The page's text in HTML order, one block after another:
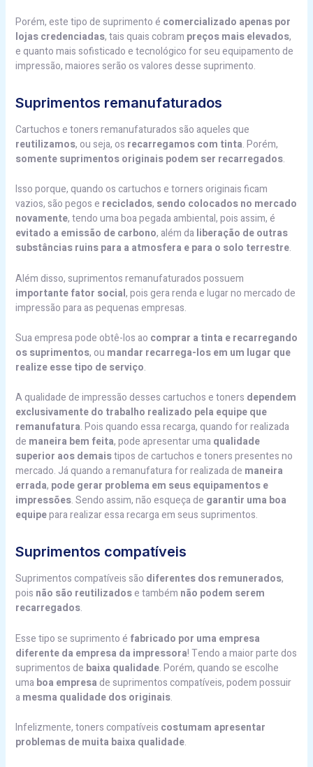
Porém, este tipo de suprimento é comercializado apenas por
lojas credenciadas, tais quais cobram preços mais elevados,
e quanto mais sofisticado e tecnológico for seu equipamento de
impressão, maiores serão os valores desse suprimento.
Suprimentos remanufaturados
Cartuchos e toners remanufaturados são aqueles que
reutilizamos, ou seja, os recarregamos com tinta. Porém,
somente suprimentos originais podem ser recarregados.
Isso porque, quando os cartuchos e torners originais ficam
vazios, são pegos e reciclados, sendo colocados no mercado
novamente, tendo uma boa pegada ambiental, pois assim, é
evitado a emissão de carbono, além da liberação de outras
substâncias ruins para a atmosfera e para o solo terrestre.
Além disso, suprimentos remanufaturados possuem
importante fator social, pois gera renda e lugar no mercado de
impressão para as pequenas empresas.
Sua empresa pode obtê-los ao comprar a tinta e recarregando
os suprimentos, ou mandar recarrega-los em um lugar que
realize esse tipo de serviço.
A qualidade de impressão desses cartuchos e toners dependem
exclusivamente do trabalho realizado pela equipe que
remanufatura. Pois quando essa recarga, quando for realizada
de maneira bem feita, pode apresentar uma qualidade
superior aos demaistipos de cartuchos e toners presentes no
mercado. Já quando a remanufatura for realizada de maneira
errada, pode gerar problema em seus equipamentos e
impressões. Sendo assim, não esqueça de garantir uma boa
equipepara realizar essa recarga em seus suprimentos.
Suprimentos compatíveis
Suprimentos compatíveis são diferentes dos remunerados,
pois não são reutilizadose também não podem serem
recarregados.
Esse tipo se suprimento é fabricado por uma empresa
diferente da empresa da impressora! Tendo a maior parte dos
suprimentos de baixa qualidade. Porém, quando se escolhe
uma boa empresa de suprimentos compatíveis, podem possuir
a mesma qualidade dos originais.
Infelizmente, toners compatíveis costumam apresentar
problemas de muita baixa qualidade.